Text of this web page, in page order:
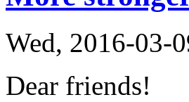
Wed, 2016-
Dear friends!